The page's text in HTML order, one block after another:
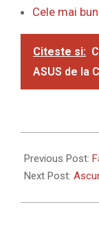
Cele mai
Citeste si:
ASUS de la
11-
15
Previous Post:
Next Post: